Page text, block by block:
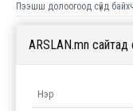
Пээшш долоогоод сүйд
ARSLAN.mn сайтад